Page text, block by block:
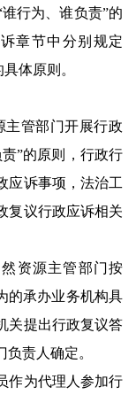
行为、谁负责”的
章节中分别规定
体原则。
管部门开展行政
”的原则，行政行
应诉事项，法治工
复议行政应诉相关
资源主管部门按
的承办业务机构具
关提出行政复议答
责人确定。
为代理人参加行